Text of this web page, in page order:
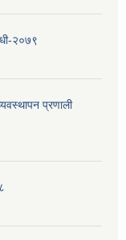
२०७९
प्रणाली